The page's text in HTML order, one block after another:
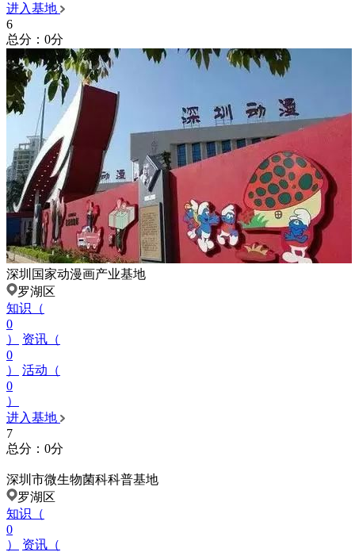
进入基地
6
总分：0分
深圳国家动漫画产业基地
罗湖区
知识（
0
）
资讯（
0
）
活动（
0
）
进入基地
7
总分：0分
深圳市微生物菌科科普基地
罗湖区
知识（
0
）
资讯（